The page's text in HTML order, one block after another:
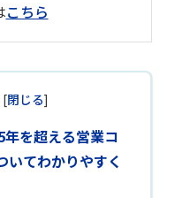
こちら
[閉じる]
を超える営業コ
いてわかりやすく